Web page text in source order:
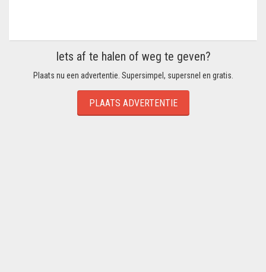
Iets af te halen of weg te geven?
Plaats nu een advertentie. Supersimpel, supersnel en gratis.
PLAATS ADVERTENTIE